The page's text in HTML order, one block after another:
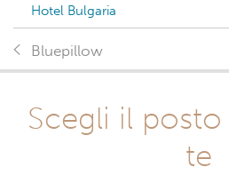
Hotel Bulgaria
Bluepillow
Scegli il
te